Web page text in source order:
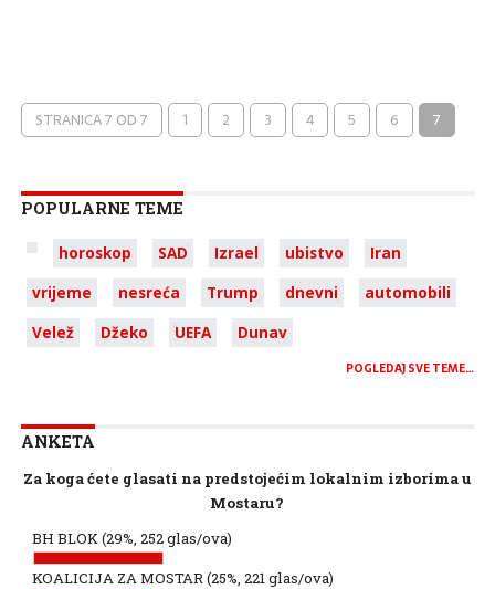
STRANICA 7 OD 7 1 2 3 4 5 6 7
POPULARNE TEME
horoskop SAD Izrael ubistvo
Iran
vrijeme
nesreća Trump dnevni
automobili
Velež
Džeko UEFA Dunav
POGLEDAJ SVE TEME…
ANKETA
Za koga ćete glasati na predstojećim lokalnim izborima u
Mostaru?
BH BLOK(29%, 252 glas/ova)
KOALICIJA ZA MOSTAR(25%, 221 glas/ova)